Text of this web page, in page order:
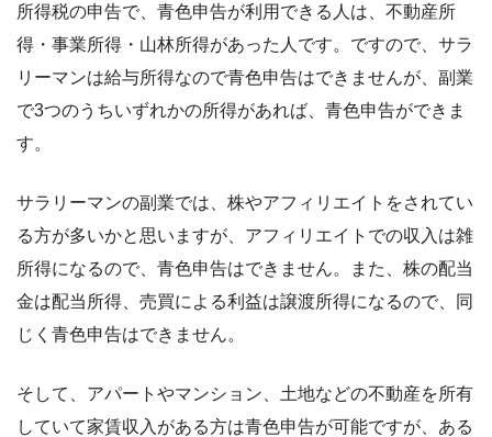
所得税の申告で、青色申告が利用できる人は、不動産所
得・事業所得・山林所得があった人です。ですので、サラ
リーマンは給与所得なので青色申告はできませんが、副業
で3つのうちいずれかの所得があれば、青色申告ができま
す。
サラリーマンの副業では、株やアフィリエイトをされてい
る方が多いかと思いますが、アフィリエイトでの収入は雑
所得になるので、青色申告はできません。また、株の配当
金は配当所得、売買による利益は譲渡所得になるので、同
じく青色申告はできません。
そして、アパートやマンション、土地などの不動産を所有
していて家賃収入がある方は青色申告が可能ですが、ある